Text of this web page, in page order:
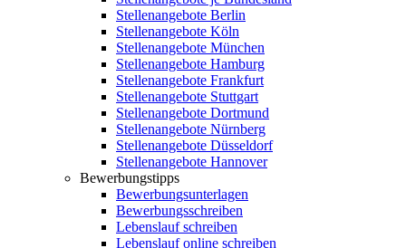
Stellenangebote Berlin
Stellenangebote Köln
Stellenangebote München
Stellenangebote Hamburg
Stellenangebote Frankfurt
Stellenangebote Stuttgart
Stellenangebote Dortmund
Stellenangebote Nürnberg
Stellenangebote Düsseldorf
Stellenangebote Hannover
Bewerbungstipps
Bewerbungsunterlagen
Bewerbungsschreiben
Lebenslauf schreiben
Lebenslauf online schreiben